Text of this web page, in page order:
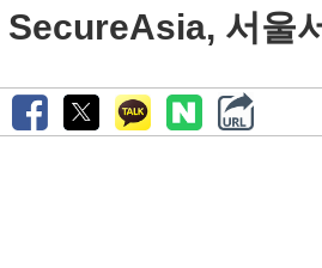
SecureAsia, 서울